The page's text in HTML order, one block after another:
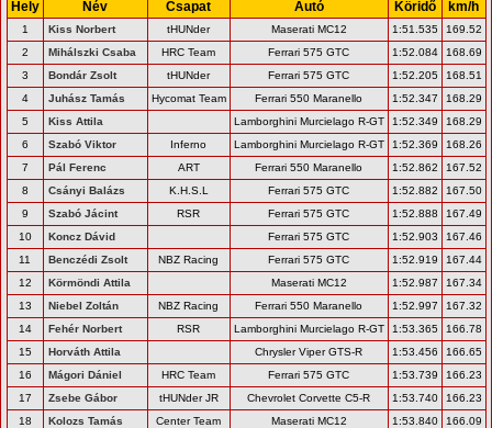
Hely Név Csapat Autó Köridő km/h
1 Kiss Norbert tHUNder Maserati MC12 1:51.535
169.52
2
Mihálszki Csaba HRC Team Ferrari 575 GTC 1:52.084
168.69
3
Bondár Zsolt tHUNder Ferrari 575 GTC 1:52.205
168.51
4
Juhász Tamás Hycomat Team Ferrari 550 Maranello 1:52.347
168.29
5
Kiss Attila Lamborghini Murcielago R-GT 1:52.349
168.29
6
Szabó Viktor Inferno Lamborghini Murcielago R-GT 1:52.369
168.26
7
Pál Ferenc ART Ferrari 550 Maranello 1:52.862
167.52
8
Csányi Balázs K.H.S.L Ferrari 575 GTC 1:52.882
167.50
9
Szabó Jácint RSR Ferrari 575 GTC 1:52.888
167.49
10
Koncz Dávid Ferrari 575 GTC 1:52.903
167.46
11
Benczédi Zsolt NBZ Racing Ferrari 575 GTC 1:52.919
167.44
12
Körmöndi Attila Maserati MC12 1:52.987
167.34
13
Niebel Zoltán NBZ Racing Ferrari 550 Maranello 1:52.997
167.32
14
Fehér Norbert RSR Lamborghini Murcielago R-GT 1:53.365
166.78
15
Horváth Attila Chrysler Viper GTS-R 1:53.456
166.65
16
Mágori Dániel HRC Team Ferrari 575 GTC 1:53.739
166.23
17
Zsebe Gábor tHUNder JR Chevrolet Corvette C5-R 1:53.740
166.23
18
Kolozs Tamás Center Team Maserati MC12 1:53.840
166.09